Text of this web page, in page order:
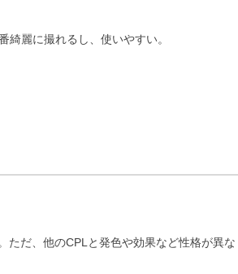
麗に撮れるし、使いやすい。
ただ、他のCPLと発色や効果など性格が異な